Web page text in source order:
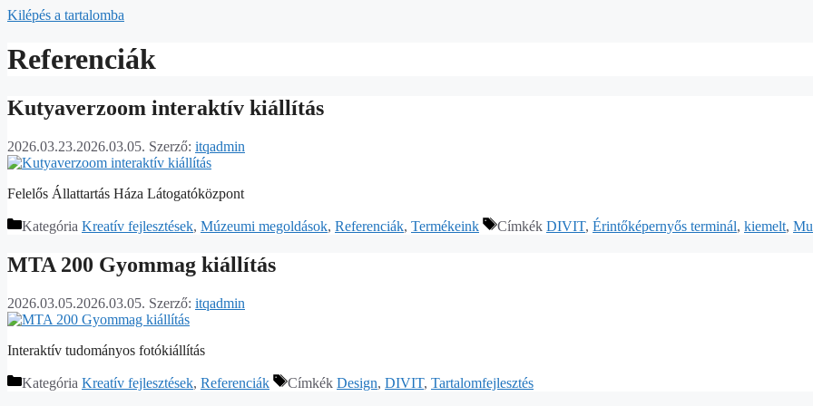
Kilépés a tartalomba
Referenciák
Kutyaverzoom interaktív kiállítás
2026.03.23.2026.03.05. Szerző: itqadmin
Felelős Állattartás Háza Látogatóközpont
Kategória Kreatív fejlesztések, Múzeumi megoldások, Referenciák, Termékeink Címkék DIVIT, Érintőképernyős terminál, kiemelt,
MTA 200 Gyommag kiállítás
2026.03.05.2026.03.05. Szerző: itqadmin
Interaktív tudományos fotókiállítás
Kategória Kreatív fejlesztések, Referenciák Címkék Design, DIVIT, Tartalomfejlesztés